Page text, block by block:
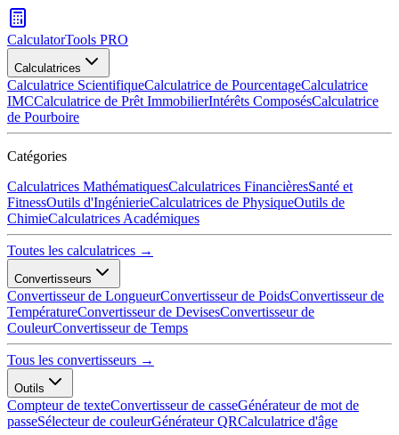
CalculatorTools PRO
Calculatrices
Calculatrice ScientifiqueCalculatrice de PourcentageCalculatrice
IMCCalculatrice de Prêt ImmobilierIntérêts ComposésCalculatrice
de Pourboire
Catégories
Calculatrices MathématiquesCalculatrices FinancièresSanté et
FitnessOutils d'IngénierieCalculatrices de PhysiqueOutils de
ChimieCalculatrices Académiques
Toutes les calculatrices →
Convertisseurs
Convertisseur de LongueurConvertisseur de PoidsConvertisseur de
TempératureConvertisseur de DevisesConvertisseur de
CouleurConvertisseur de Temps
Tous les convertisseurs →
Outils
Compteur de texteConvertisseur de casseGénérateur de mot de
passeSélecteur de couleurGénérateur QRCalculatrice d'âge